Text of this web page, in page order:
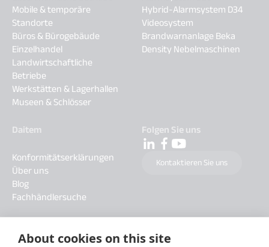
About cookies on this site
Mobile & temporäre
Standorte
Büros & Bürogebäude
Einzelhandel
Landwirtschaftliche
Betriebe
Werkstätten & Lagerhallen
Museen & Schlösser
Hybrid-Alarmsystem D34
Videosystem
Brandwarnanlage Beka
Density Nebelmaschinen
Daitem
Konformitätserklärungen
Über uns
Blog
Fachhändlersuche
Folgen Sie uns
Kontaktieren Sie uns